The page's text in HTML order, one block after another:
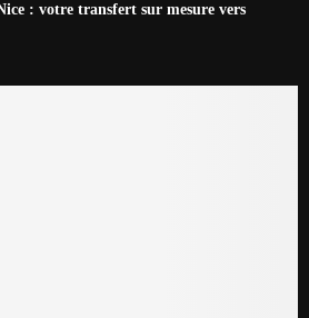
: votre transfert sur mesure vers